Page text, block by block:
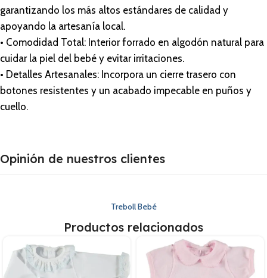
garantizando los más altos estándares de calidad y
apoyando la artesanía local.
• Comodidad Total: Interior forrado en algodón natural para
cuidar la piel del bebé y evitar irritaciones.
• Detalles Artesanales: Incorpora un cierre trasero con
botones resistentes y un acabado impecable en puños y
cuello.
Opinión de nuestros clientes
Treboll Bebé
Productos relacionados